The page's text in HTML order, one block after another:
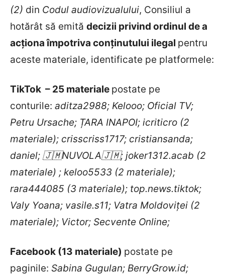
(2) din Codul audiovizualului, Consiliul a
hotărât să emită decizii privind ordinul de a
acționa împotriva conținutului ilegal pentru
aceste materiale, identificate pe platformele:
TikTok – 25 materiale postate pe
conturile: aditza2988; Kelooo; Oficial TV;
Petru Ursache; ȚARA INAPOI; icriticro (2
materiale); crisscriss1717; cristiansanda;
daniel; 🇯🇲NUVOLA🇯🇲; joker1312.acab (2
materiale) ; keloo5533 (2 materiale);
rara444085 (3 materiale); top.news.tiktok;
Valy Yoana; vasile.s11; Vatra Moldoviței (2
materiale); Victor; Secvente Online;
Facebook (13 materiale) postate pe
paginile: Sabina Gugulan; BerryGrow.id;